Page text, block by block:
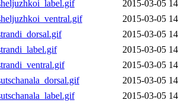
2015-03-05
2015-03-05
2015-03-05
2015-03-05
2015-03-05
2015-03-05
2015-03-05